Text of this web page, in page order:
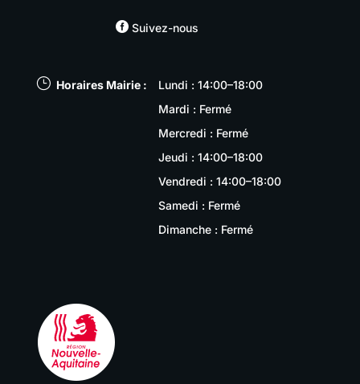
Suivez-nous
} Horaires Mairie :
Lundi : 14:00–18:00
Mardi : Fermé
Mercredi : Fermé
Jeudi : 14:00–18:00
Vendredi : 14:00–18:00
Samedi : Fermé
Dimanche : Fermé